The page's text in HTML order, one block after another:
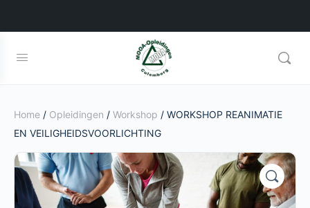
Home / Opleidingen / Workshop / WORKSHOP REANIMATIE
EN VEILIGHEIDSVOORLICHTING